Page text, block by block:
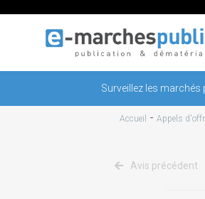
Surveillez les marchés
Accueil - Appels
Avis précédent